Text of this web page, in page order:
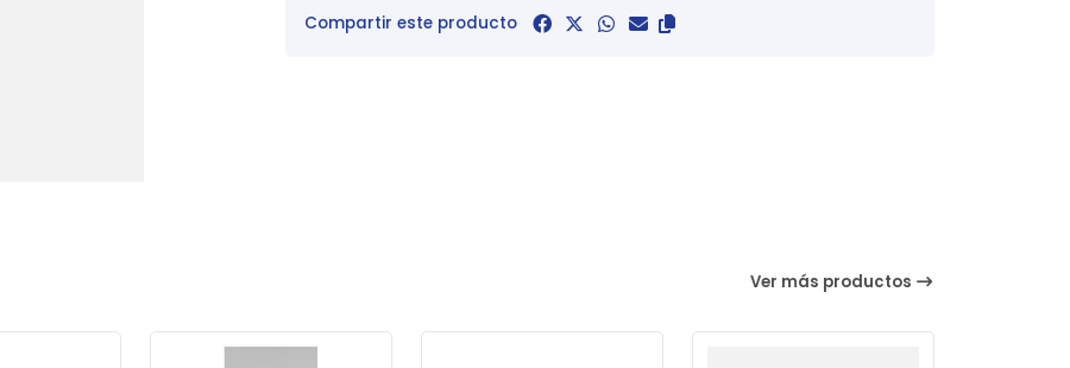
Compartir este producto
Ver más productos